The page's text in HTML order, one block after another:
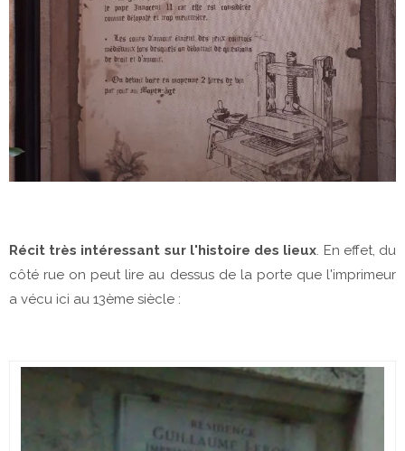
Récit très intéressant sur l'histoire des lieux . En effet, du
côté rue on peut lire au dessus de la porte que l'imprimeur
a vécu ici au 13ème siècle :